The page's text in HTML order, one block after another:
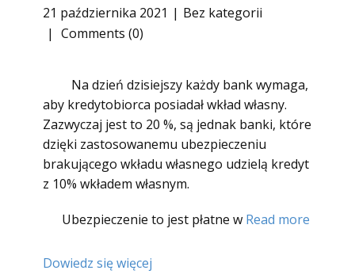
21 października 2021
Bez kategorii
Comments (0)
Na dzień dzisiejszy każdy bank wymaga,
aby kredytobiorca posiadał wkład własny.
Zazwyczaj jest to 20 %, są jednak banki, które
dzięki zastosowanemu ubezpieczeniu
brakującego wkładu własnego udzielą kredyt
z 10% wkładem własnym.
Ubezpieczenie to jest płatne w Read more
Dowiedz się więcej